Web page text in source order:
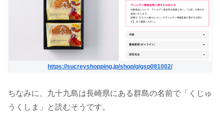
https://sucreyshopping.jp/shop/g/gsp081002/
ちなみに、九十九島は長崎県にある群島の名前で「くじゅ
うくしま」と読むそうです。